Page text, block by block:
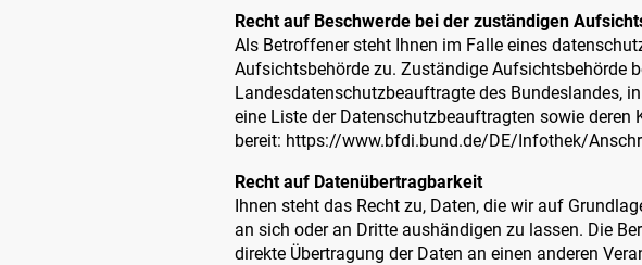
Recht auf Beschwerde bei der zuständigen
Als Betroffener steht Ihnen im Falle eines
Aufsichtsbehörde zu. Zuständige Aufsichtsbehörde
Landesdatenschutzbeauftragte des Bundeslandes,
eine Liste der Datenschutzbeauftragten sowie deren
bereit: https://www.bfdi.bund.de/DE/Infothek/
Recht auf Datenübertragbarkeit
Ihnen steht das Recht zu, Daten, die wir auf
an sich oder an Dritte aushändigen zu lassen. Die
direkte Übertragung der Daten an einen anderen